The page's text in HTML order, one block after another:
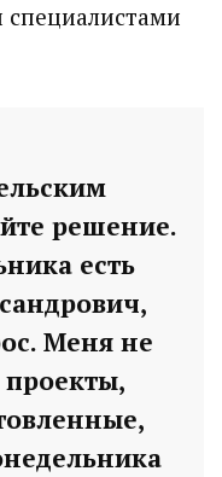
специалистами
решение.
есть
Меня не
проекты,